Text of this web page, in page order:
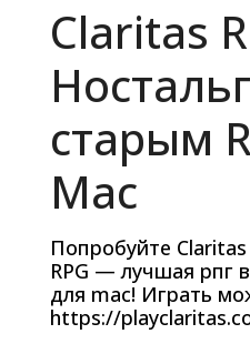
Claritas
старым
Mac
Попробуйте
RPG — лучшая рпг
для mac! Играть
https://